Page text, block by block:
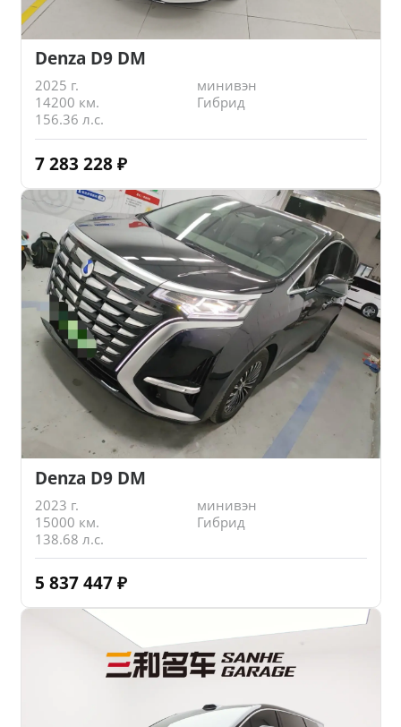
Denza D9 DM
2025 г.
минивэн
14200 км.
Гибрид
156.36 л.с.
7 283 228 ₽
Denza D9 DM
2023 г.
минивэн
15000 км.
Гибрид
138.68 л.с.
5 837 447 ₽